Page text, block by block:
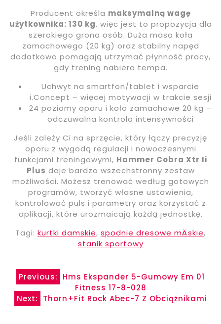
Producent określa maksymalną wagę
użytkownika: 130 kg, więc jest to propozycja dla
szerokiego grona osób. Duża masa koła
zamachowego (20 kg) oraz stabilny napęd
dodatkowo pomagają utrzymać płynność pracy,
gdy trening nabiera tempa.
Uchwyt na smartfon/tablet i wsparcie
i.Concept – więcej motywacji w trakcie sesji
24 poziomy oporu i koło zamachowe 20 kg –
odczuwalna kontrola intensywności
Jeśli zależy Ci na sprzęcie, który łączy precyzję
oporu z wygodą regulacji i nowoczesnymi
funkcjami treningowymi, Hammer Cobra Xtr Ii
Plus daje bardzo wszechstronny zestaw
możliwości. Możesz trenować według gotowych
programów, tworzyć własne ustawienia,
kontrolować puls i parametry oraz korzystać z
aplikacji, które urozmaicają każdą jednostkę.
Tagi: kurtki damskie, spodnie dresowe mÄskie,
stanik sportowy
Nawigacja
wpisu
Previous:
Hms Ekspander 5-Gumowy Em 01
Fitness 17-8-028
Next:
Thorn+Fit Rock Abec-7 Z Obciążnikami